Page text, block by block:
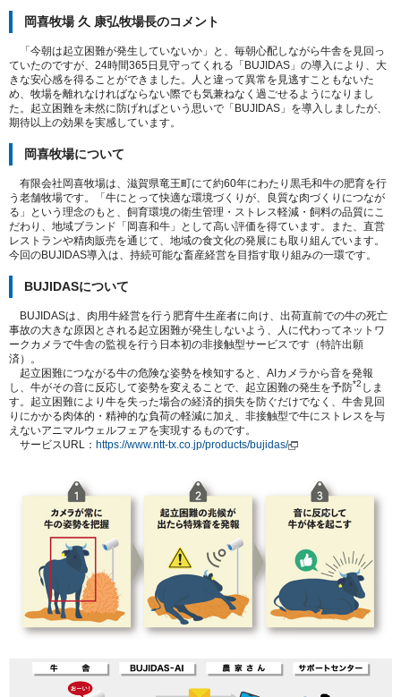
岡喜牧場 久 康弘牧場長のコメント
「今朝は起立困難が発生していないか」と、毎朝心配しながら牛舎を見回っ
ていたのですが、 24時間365日見守ってくれる「BUJIDAS 」の導入により、大
きな安心感を得ることができました。人と違って異常を見逃すこともないた
め、牧場を離れなければならない際でも気兼ねなく過ごせるようになりまし
た。起立困難を未然に防げればという思いで「BUJIDAS 」を導入しましたが、
期待以上の効果を実感しています。
岡喜牧場について
有限会社岡喜牧場は、滋賀県竜王町にて約60年にわたり黒毛和牛の肥育を行
う老舗牧場です。「牛にとって快適な環境づくりが、良質な肉づくりにつなが
る」という理念のもと、飼育環境の衛生管理・ストレス軽減・飼料の品質にこ
だわり、地域ブランド「岡喜和牛」として高い評価を得ています。また、直営
レストランや精肉販売を通じて、地域の食文化の発展にも取り組んでいます。
今回のBUJIDAS導入は、持続可能な畜産経営を目指す取り組みの一環です。
BUJIDASについて
BUJIDASは、肉用牛経営を行う肥育牛生産者に向け、出荷直前での牛の死亡
事故の大きな原因とされる起立困難が発生しないよう、人に代わってネットワ
ークカメラで牛舎の監視を行う日本初の非接触型サービスです（特許出願
済）。
起立困難につながる牛の危険な姿勢を検知すると、 AIカメラから音を発報
し、牛がその音に反応して姿勢を変えることで、起立困難の発生を予防*2 しま
す。起立困難により牛を失った場合の経済的損失を防ぐだけでなく、牛舎見回
りにかかる肉体的・精神的な負荷の軽減に加え、非接触型で牛にストレスを与
えないアニマルウェルフェアを実現するものです。
サービスURL： https://www.ntt-tx.co.jp/products/bujidas/